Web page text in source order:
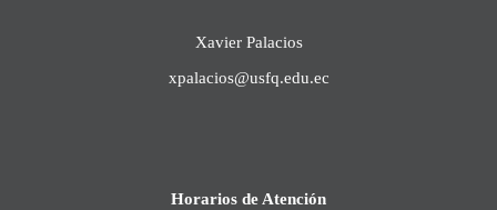
Xavier Palacios
xpalacios@usfq.edu.ec
Horarios de Atención